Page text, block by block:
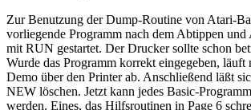
Zur Benutzung der Dump-Routine von Atari-
vorliegende Programm nach dem Abtippen und
mit RUN gestartet. Der Drucker sollte schon
Wurde das Programm korrekt eingegeben, läuft
Demo über den Printer ab. Anschließend läßt
NEW löschen. Jetzt kann jedes Basic-
werden. Eines, das Hilfsroutinen in Page 6